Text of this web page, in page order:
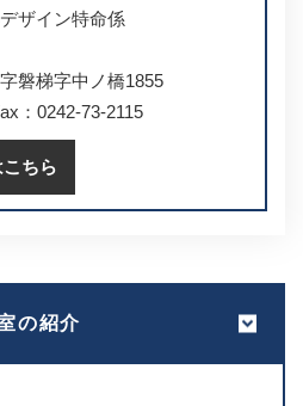
ザイン特命係
磐梯字中ノ橋1855
：0242-73-2115
ちら
の紹介